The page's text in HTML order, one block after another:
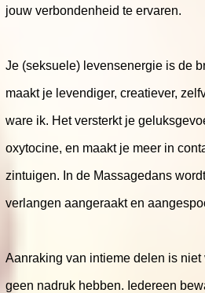
jouw verbondenheid te ervaren.
Je (seksuele) levensenergie is de
maakt je levendiger, creatiever,
ware ik. Het versterkt je
oxytocine, en maakt je meer in
zintuigen. In de Massagedans
verlangen aangeraakt en
Aanraking van intieme delen is niet
geen nadruk hebben. Iedereen